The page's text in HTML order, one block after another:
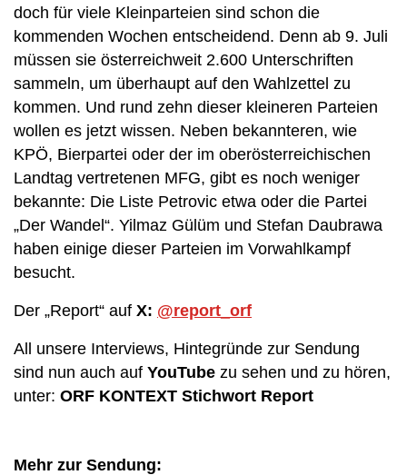
doch für viele Kleinparteien sind schon die
kommenden Wochen entscheidend. Denn ab 9. Juli
müssen sie österreichweit 2.600 Unterschriften
sammeln, um überhaupt auf den Wahlzettel zu
kommen. Und rund zehn dieser kleineren Parteien
wollen es jetzt wissen. Neben bekannteren, wie
KPÖ, Bierpartei oder der im oberösterreichischen
Landtag vertretenen MFG, gibt es noch weniger
bekannte: Die Liste Petrovic etwa oder die Partei
„Der Wandel“. Yilmaz Gülüm und Stefan Daubrawa
haben einige dieser Parteien im Vorwahlkampf
besucht.
Der „Report“ auf X: @report_orf
All unsere Interviews, Hintegründe zur Sendung
sind nun auch auf YouTube zu sehen und zu hören,
unter: ORF KONTEXT Stichwort Report
Mehr zur Sendung: